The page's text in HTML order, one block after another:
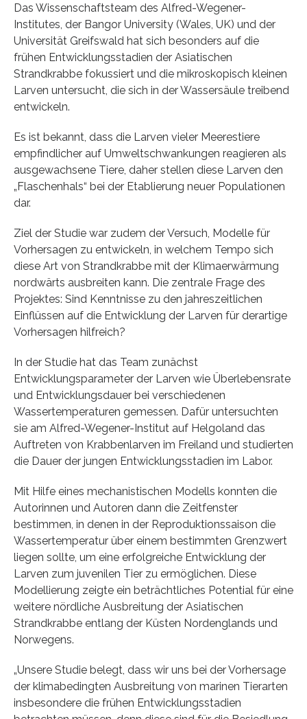
Das Wissenschaftsteam des Alfred-Wegener-
Institutes, der Bangor University (Wales, UK) und der
Universität Greifswald hat sich besonders auf die
frühen Entwicklungsstadien der Asiatischen
Strandkrabbe fokussiert und die mikroskopisch kleinen
Larven untersucht, die sich in der Wassersäule treibend
entwickeln.
Es ist bekannt, dass die Larven vieler Meerestiere
empfindlicher auf Umweltschwankungen reagieren als
ausgewachsene Tiere, daher stellen diese Larven den
„Flaschenhals“ bei der Etablierung neuer Populationen
dar.
Ziel der Studie war zudem der Versuch, Modelle für
Vorhersagen zu entwickeln, in welchem Tempo sich
diese Art von Strandkrabbe mit der Klimaerwärmung
nordwärts ausbreiten kann. Die zentrale Frage des
Projektes: Sind Kenntnisse zu den jahreszeitlichen
Einflüssen auf die Entwicklung der Larven für derartige
Vorhersagen hilfreich?
In der Studie hat das Team zunächst
Entwicklungsparameter der Larven wie Überlebensrate
und Entwicklungsdauer bei verschiedenen
Wassertemperaturen gemessen. Dafür untersuchten
sie am Alfred-Wegener-Institut auf Helgoland das
Auftreten von Krabbenlarven im Freiland und studierten
die Dauer der jungen Entwicklungsstadien im Labor.
Mit Hilfe eines mechanistischen Modells konnten die
Autorinnen und Autoren dann die Zeitfenster
bestimmen, in denen in der Reproduktionssaison die
Wassertemperatur über einem bestimmten Grenzwert
liegen sollte, um eine erfolgreiche Entwicklung der
Larven zum juvenilen Tier zu ermöglichen. Diese
Modellierung zeigte ein beträchtliches Potential für eine
weitere nördliche Ausbreitung der Asiatischen
Strandkrabbe entlang der Küsten Nordenglands und
Norwegens.
„Unsere Studie belegt, dass wir uns bei der Vorhersage
der klimabedingten Ausbreitung von marinen Tierarten
insbesondere die frühen Entwicklungsstadien